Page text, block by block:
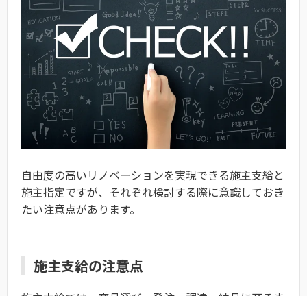
自由度の高いリノベーションを実現できる施主支給と
施主指定ですが、それぞれ検討する際に意識しておき
たい注意点があります。
施主支給の注意点